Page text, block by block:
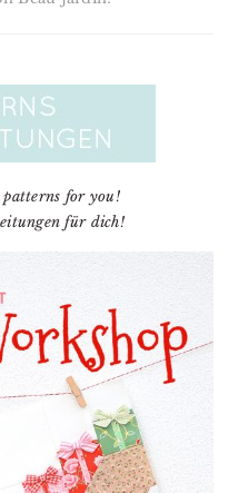
for you!
für dich!